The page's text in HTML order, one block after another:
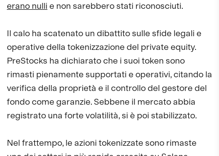
erano nulli e non sarebbero stati riconosciuti.
Il calo ha scatenato un dibattito sulle sfide legali e
operative della tokenizzazione del private equity.
PreStocks ha dichiarato che i suoi token sono
rimasti pienamente supportati e operativi, citando la
verifica della proprietà e il controllo del gestore del
fondo come garanzie. Sebbene il mercato abbia
registrato una forte volatilità, si è poi stabilizzato.
Nel frattempo, le azioni tokenizzate sono rimaste